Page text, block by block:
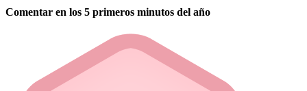
Comentar en los 5 primeros minutos del año